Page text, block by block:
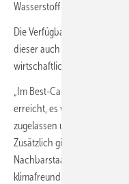
Wasserstoff abgestellt wird.
Die Verfügbarkeit von
dieser auch tatsächlich zum
wirtschaftlichen
„Im Best-Case-Szenario
erreicht, es werden blaue
zugelassen und erste
Zusätzlich gibt es
Nachbarstaaten. Insgesamt
klimafreundlichen Gasen im